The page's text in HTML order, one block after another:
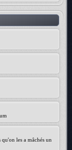
les a mâchés un